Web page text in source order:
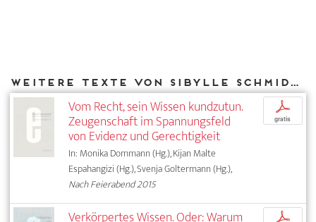
Weitere Texte von Sibylle Schmidt bei DIAPHANES
Vom Recht, sein Wissen kundzutun.
Zeugenschaft im Spannungsfeld
von Evidenz und Gerechtigkeit
In: Monika Dommann (Hg.), Kijan Malte
Espahangizi (Hg.), Svenja Goltermann (Hg.),
Nach Feierabend 2015
p
gratis
p